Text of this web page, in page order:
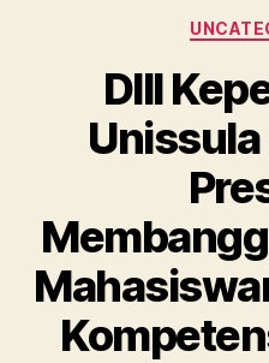
DIII